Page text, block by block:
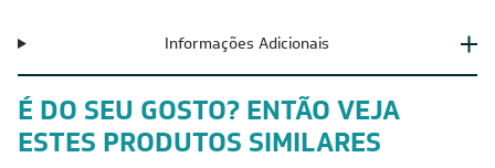
Informações Adicionais
É DO SEU GOSTO? ENTÃO VEJA
ESTES PRODUTOS SIMILARES